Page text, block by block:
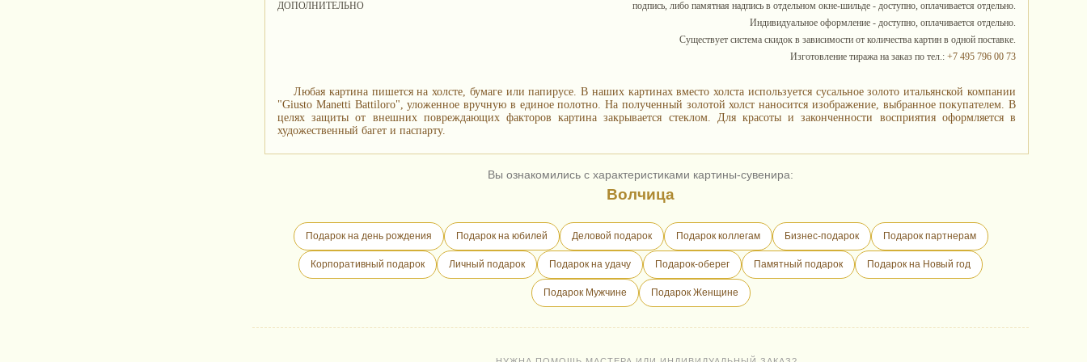
ДОПОЛНИТЕЛЬНО
подпись, либо памятная надпись в отдельном окне-шильде - доступно, оплачивается отдельно.
Индивидуальное оформление - доступно, оплачивается отдельно.
Существует система скидок в зависимости от количества картин в одной поставке.
Изготовление тиража на заказ по тел.: +7 495 796 00 73
Любая картина пишется на холсте, бумаге или папирусе. В наших картинах вместо холста используется сусальное золото итальянской компании
"Giusto Manetti Battiloro", уложенное вручную в единое полотно. На полученный золотой холст наносится изображение, выбранное покупателем. В
целях защиты от внешних повреждающих факторов картина закрывается стеклом. Для красоты и законченности восприятия оформляется в
художественный багет и паспарту.
Вы ознакомились с характеристиками картины-сувенира:
Волчица
Подарок на день рождения Подарок на юбилей Деловой подарок Подарок коллегам Бизнес-подарок Подарок партнерам
Корпоративный подарок Личный подарок Подарок на удачу Подарок-оберег Памятный подарок Подарок на Новый год
Подарок Мужчине Подарок Женщине